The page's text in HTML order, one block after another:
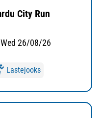
City Run
26/08/26
Lastejooks